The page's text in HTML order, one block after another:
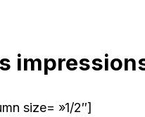
size= »1/2″]